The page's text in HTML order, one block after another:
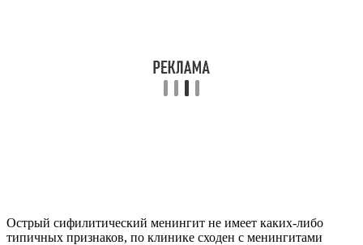
Острый сифилитический менингит не имеет каких-либо
типичных признаков, по клинике сходен с менингитами